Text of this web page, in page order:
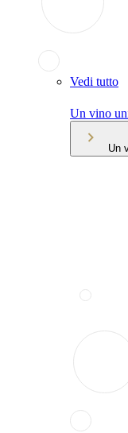
Vedi tutto
Un vino
Un